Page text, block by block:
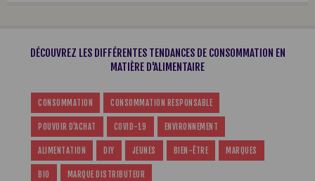
DÉCOUVREZ LES DIFFÉRENTES TENDANCES DE CONSOMMATION EN
MATIÈRE D'ALIMENTAIRE
CONSOMMATION CONSOMMATION RESPONSABLE
POUVOIR D'ACHAT COVID-19 ENVIRONNEMENT
ALIMENTATION DIY JEUNES BIEN-ÊTRE MARQUES
BIO MARQUE DISTRIBUTEUR